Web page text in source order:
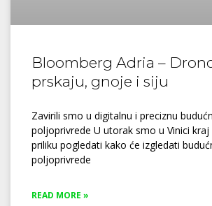
Bloomberg Adria –
prskaju, gnoje i siju
Zavirili smo u digitalnu i preciznu
poljoprivrede U utorak smo u Vinici kraj
priliku pogledati kako će izgledati
poljoprivrede
READ MORE »